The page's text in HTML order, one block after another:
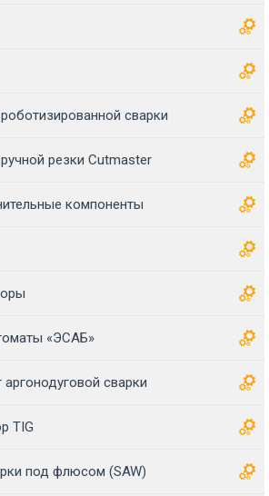
сварки
резки Cutmaster
компоненты
«ЭСАБ»
сварки
TIG
под флюсом (SAW)